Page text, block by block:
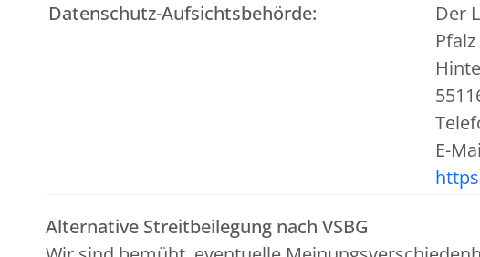
Datenschutz-Aufsichtsbehörde:
Der
Pfalz
E-
Alternative Streitbeilegung nach VSBG